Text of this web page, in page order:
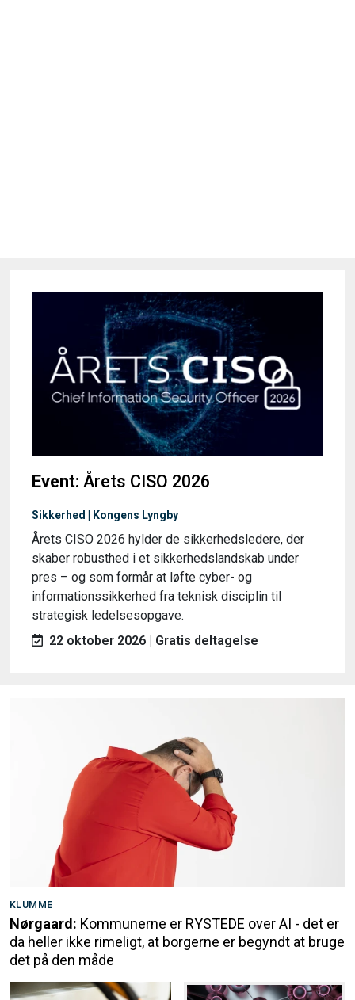
Event: Årets CISO 2026
Sikkerhed | Kongens Lyngby
Årets CISO 2026 hylder de sikkerhedsledere, der
skaber robusthed i et sikkerhedslandskab under
pres – og som formår at løfte cyber- og
informationssikkerhed fra teknisk disciplin til
strategisk ledelsesopgave.
22 oktober 2026 | Gratis deltagelse
KLUMME
Nørgaard: Kommunerne er RYSTEDE over AI - det er
da heller ikke rimeligt, at borgerne er begyndt at bruge
det på den måde